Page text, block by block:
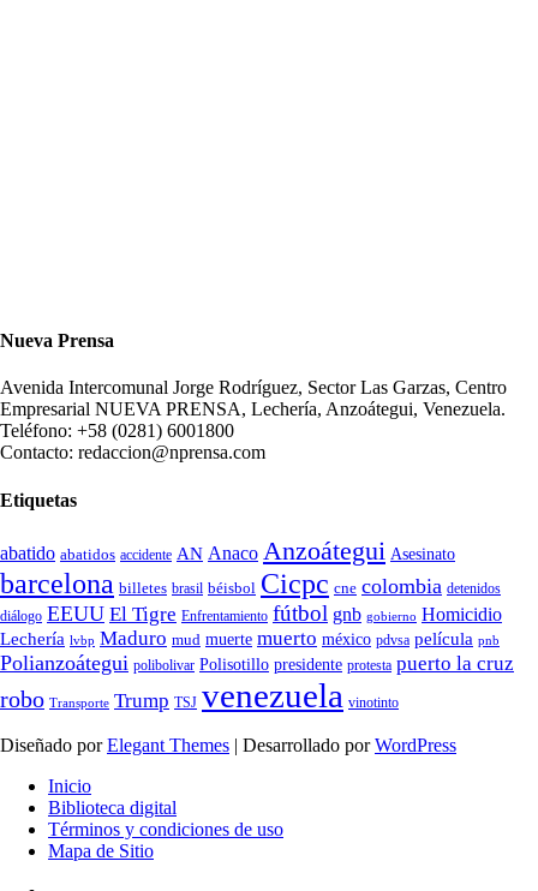
Nueva Prensa
Avenida Intercomunal Jorge Rodríguez, Sector Las Garzas, Centro
Empresarial NUEVA PRENSA, Lechería, Anzoátegui, Venezuela.
Teléfono: +58 (0281) 6001800
Contacto: redaccion@nprensa.com
Etiquetas
abatido abatidos accidente AN Anaco Anzoátegui Asesinato
barcelona billetes brasil béisbol Cicpc cne colombia detenidos
diálogo EEUU El Tigre Enfrentamiento fútbol gnb gobierno Homicidio
Lechería lvbp Maduro mud muerte muerto méxico pdvsa película pnb
Polianzoátegui polibolivar Polisotillo presidente protesta puerto la cruz
robo Transporte Trump TSJ venezuela vinotinto
Diseñado porElegant Themes | Desarrollado porWordPress
Inicio
Biblioteca digital
Términos y condiciones de uso
Mapa de Sitio